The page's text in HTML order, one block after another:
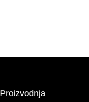
Proizvodnja